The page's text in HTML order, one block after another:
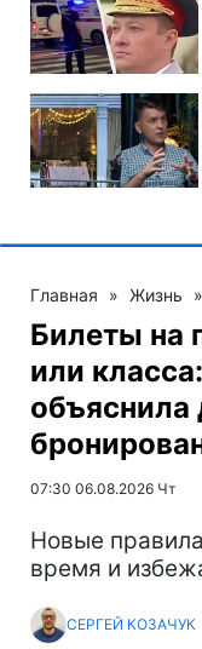
Главная » Жизнь »
Билеты на
или
объяснила
07:30 06.08.2026 Чт
Новые
время и
СЕРГЕЙ КОЗАЧУК